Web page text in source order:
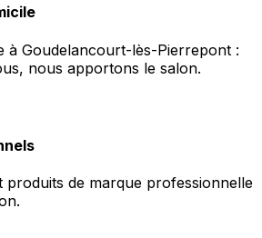
à Goudelancourt-lès-Pierrepont :
nous apportons le salon.
produits de marque professionnelle